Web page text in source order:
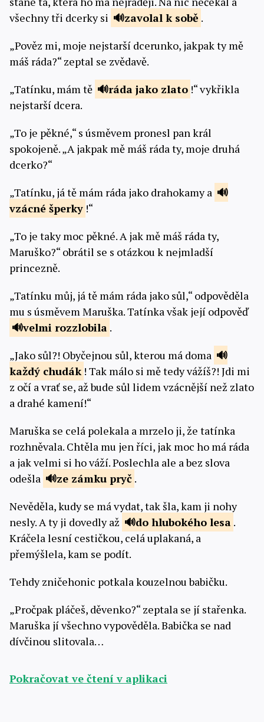
všechny tři dcerky si
zavolal k sobě .
„Pověz mi, moje nejstarší dcerunko, jakpak ty mě
máš ráda?“ zeptal se zvědavě.
„Tatínku, mám tě
ráda jako zlato !“ vykřikla
nejstarší dcera.
„To je pěkné,“ s úsměvem pronesl pan král
spokojeně. „A jakpak mě máš ráda ty, moje druhá
dcerko?“
„Tatínku, já tě mám ráda jako drahokamy a
vzácné šperky !“
„To je taky moc pěkné. A jak mě máš ráda ty,
Maruško?“ obrátil se s otázkou k nejmladší
princezně.
„Tatínku můj, já tě mám ráda jako sůl,“ odpověděla
mu s úsměvem Maruška. Tatínka však její odpověď
velmi rozzlobila .
„Jako sůl?! Obyčejnou sůl, kterou má doma
každý chudák ! Tak málo si mě tedy vážíš?! Jdi mi
z očí a vrať se, až bude sůl lidem vzácnější než zlato
a drahé kamení!“
Maruška se celá polekala a mrzelo ji, že tatínka
rozhněvala. Chtěla mu jen říci, jak moc ho má ráda
a jak velmi si ho váží. Poslechla ale a bez slova
odešla
ze zámku pryč .
Nevěděla, kudy se má vydat, tak šla, kam ji nohy
nesly. A ty ji dovedly až
do hlubokého lesa .
Kráčela lesní cestičkou, celá uplakaná, a
přemýšlela, kam se podít.
Tehdy zničehonic potkala kouzelnou babičku.
„Pročpak pláčeš, děvenko?“ zeptala se jí stařenka.
Maruška jí všechno vypověděla. Babička se nad
dívčinou slitovala…
Pokračovat ve čtení v aplikaci